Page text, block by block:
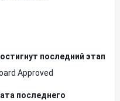
последний этап
Approved
последнего